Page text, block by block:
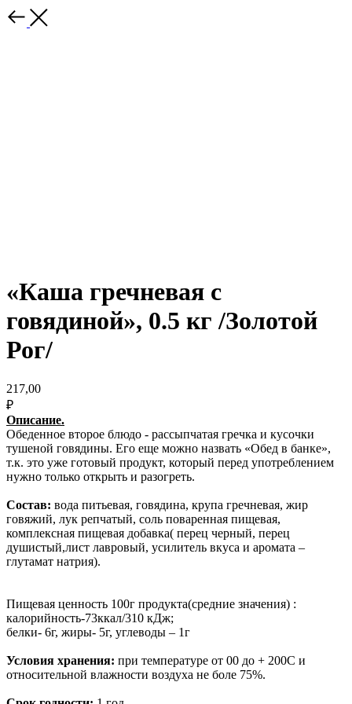
«Каша гречневая с
говядиной», 0.5 кг /Золотой
Рог/
217,00
₽
Описание.
Обеденное второе блюдо - рассыпчатая гречка и кусочки
тушеной говядины. Его еще можно назвать «Обед в банке»,
т.к. это уже готовый продукт, который перед употреблением
нужно только открыть и разогреть.
Состав: вода питьевая, говядина, крупа гречневая, жир
говяжий, лук репчатый, соль поваренная пищевая,
комплексная пищевая добавка( перец черный, перец
душистый,лист лавровый, усилитель вкуса и аромата –
глутамат натрия).
Пищевая ценность 100г продукта(средние значения) :
калорийность-73ккал/310 кДж;
белки- 6г, жиры- 5г, углеводы – 1г
Условия хранения: при температуре от 00 до + 200С и
относительной влажности воздуха не боле 75%.